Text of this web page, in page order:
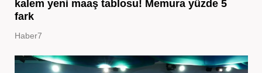
kalem yeni maaş tablosu! Memura yüzde 5
fark
Haber7